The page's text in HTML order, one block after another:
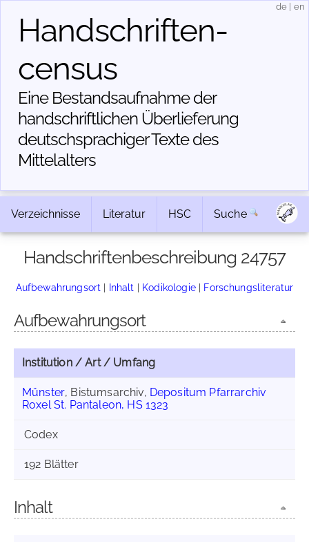
Handschriften­
census
Eine Bestandsaufnahme der
handschriftlichen Über­lieferung
deutschsprachiger Texte des
Mittelalters
de en
Verzeichnisse Literatur HSC Suche
Handschriftenbeschreibung 24757
Aufbewahrungsort | Inhalt | Kodikologie| Forschungsliteratur
Aufbewahrungsort
Institution / Art / Umfang
Münster, Bistumsarchiv, Depositum Pfarrarchiv
Roxel St. Pantaleon, HS 1323
Codex
192 Blätter
Inhalt